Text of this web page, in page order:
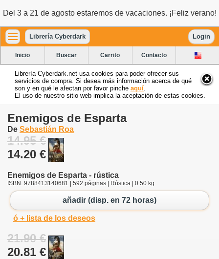
Del 3 a 21 de agosto estaremos de vacaciones. ¡Feliz verano!
Librería Cyberdark Login
Inicio Buscar Carrito Contacto
Librería Cyberdark.net usa cookies para poder ofrecer sus
servicios de compra. Si desea más información acerca de qué
son y en qué le afectan por favor pinche aquí
El uso de nuestro sitio web implica la aceptación de estas cookies.
Enemigos de Esparta
De Sebastián Roa
14.95 €
14.20 €
Enemigos de Esparta - rústica
ISBN: 9788413140681 | 592 páginas | Rústica | 0.50 kg
añadir (disp. en 72 horas)
ó + lista de los deseos
21.90 €
20.81 €